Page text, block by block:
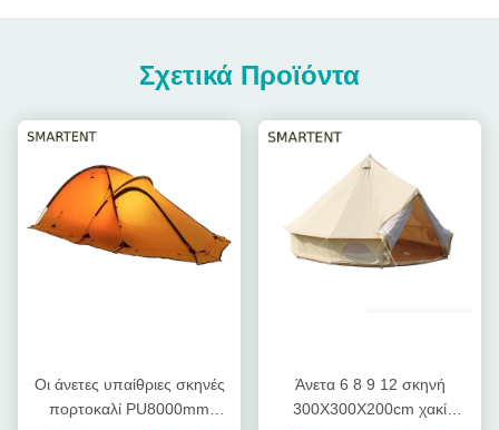
Σχετικά Προϊόντα
Οι άνετες υπαίθριες σκηνές
πορτοκαλί PU8000mm
Άνετα 6 8 9 12 σκηνή
300X300X200cm χακί